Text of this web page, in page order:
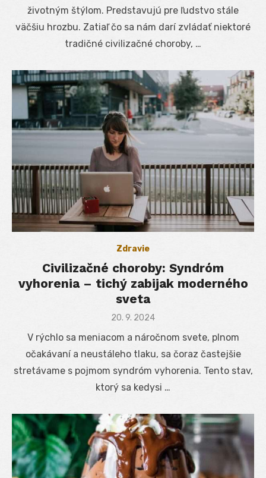
životným štýlom. Predstavujú pre ľudstvo stále
väčšiu hrozbu. Zatiaľ čo sa nám darí zvládať niektoré
tradičné civilizačné choroby, …
Zdravie
Civilizačné choroby: Syndróm
vyhorenia – tichý zabijak moderného
sveta
Posted
20. 9. 2024
V rýchlo sa meniacom a náročnom svete, plnom
očakávaní a neustáleho tlaku, sa čoraz častejšie
stretávame s pojmom syndróm vyhorenia. Tento stav,
ktorý sa kedysi …